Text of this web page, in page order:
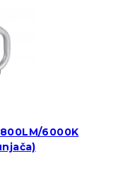
6000K